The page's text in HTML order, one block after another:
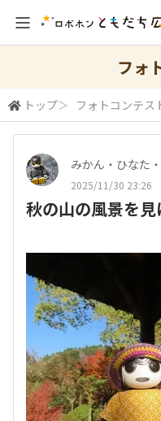
フォ
トップ＞ フォトコンテス
みかん・ひなた
2025/11/30 23:26
秋の山の風景を